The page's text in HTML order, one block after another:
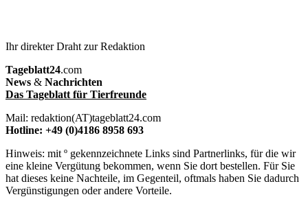
Ihr direkter Draht zur Redaktion
Tageblatt24.com
News & Nachrichten
Das Tageblatt für Tierfreunde
Mail: redaktion(AT)tageblatt24.com
Hotline: +49 (0)4186 8958 693
Hinweis: mit º gekennzeichnete Links sind Partnerlinks, für die wir
eine kleine Vergütung bekommen, wenn Sie dort bestellen. Für Sie
hat dieses keine Nachteile, im Gegenteil, oftmals haben Sie dadurch
Vergünstigungen oder andere Vorteile.